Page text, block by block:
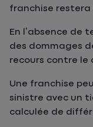
franchise restera
En l’absence de
des dommages
recours contre le
Une franchise
sinistre avec un
calculée de